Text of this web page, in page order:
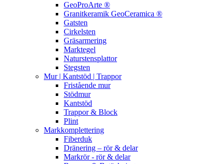
GeoProArte ®
Granitkeramik GeoCeramica ®
Gatsten
Cirkelsten
Gräsarmering
Marktegel
Naturstensplattor
Stegsten
Mur | Kantstöd | Trappor
Fristående mur
Stödmur
Kantstöd
Trappor & Block
Plint
Markkomplettering
Fiberduk
Dränering – rör & delar
Markrör - rör & delar